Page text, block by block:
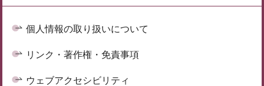
個人情報の取り扱いについて
リンク・著作権・免責事項
ウェブアクセシビリティ